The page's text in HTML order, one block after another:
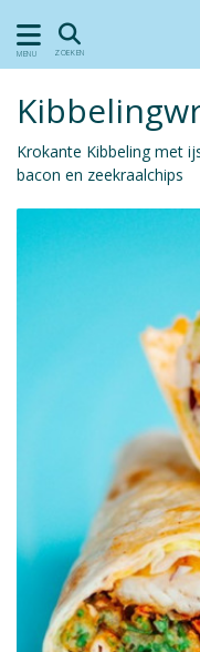
MENU ZOEKEN
Krokante Kibbeling met
bacon en zeekraalchips